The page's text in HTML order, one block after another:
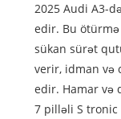
2025 Audi A3-
edir. Bu
sükan sürət
verir, idman və
edir. Hamar və
7 pilləli S